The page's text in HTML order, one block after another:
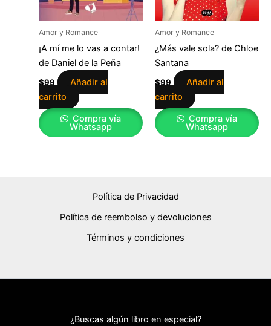
Amor y Romance
¡A mí me lo vas a contar!
de Daniel de la Peña
$99
Añadir al
carrito
Compra vía
Whatsapp
Amor y Romance
¿Más vale sola? de Chloe
Santana
$99
Añadir al
carrito
Compra vía
Whatsapp
Política de Privacidad
Política de reembolso y devoluciones
Términos y condiciones
¿Buscas algún libro en especial?